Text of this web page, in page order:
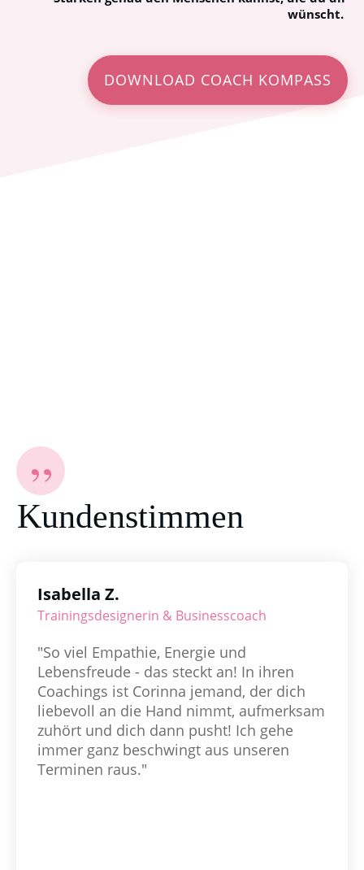
wünscht.
DOWNLOAD COACH KOMPASS
”
Kundenstimmen
Isabella Z.
Trainingsdesignerin & Businesscoach
"So viel Empathie, Energie und
Lebensfreude - das steckt an! In ihren
Coachings ist Corinna jemand, der dich
liebevoll an die Hand nimmt, aufmerksam
zuhört und dich dann pusht! Ich gehe
immer ganz beschwingt aus unseren
Terminen raus."